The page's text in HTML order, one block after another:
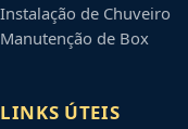
Instalação de Chuveiro
Manutenção de Box
LINKS ÚTEIS